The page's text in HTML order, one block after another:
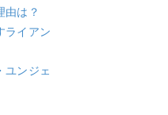
由は？
ライアン
ユンジェ